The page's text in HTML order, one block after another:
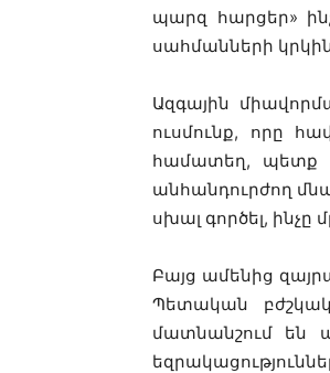
պարզ հարցեր»
սահմանների
Ազգային
ուսմունք, որը
համատեղ, պետք
անհանդուրժող
սխալ գործել, ինչը
Բայց ամենից
Պետական
մատնանշում
են